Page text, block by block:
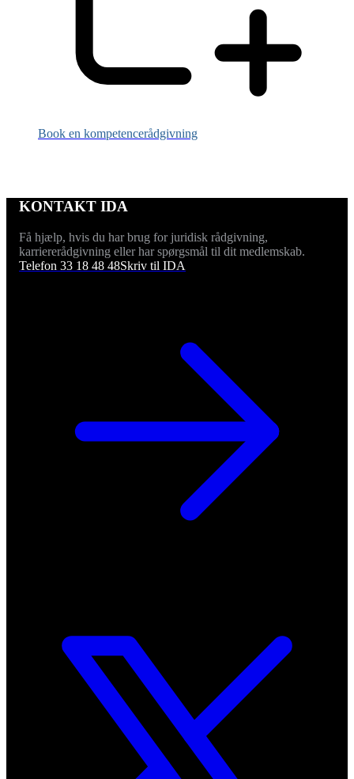
Book en kompetencerådgivning
KONTAKT IDA
Få hjælp, hvis du har brug for juridisk rådgivning,
karriererådgivning eller har spørgsmål til dit medlemskab.
Telefon 33 18 48 48Skriv til IDA